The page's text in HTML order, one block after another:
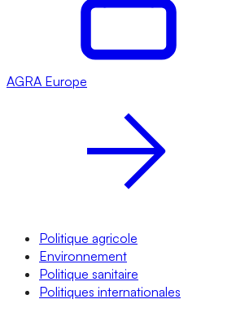
AGRA Europe
Politique agricole
Environnement
Politique sanitaire
Politiques internationales